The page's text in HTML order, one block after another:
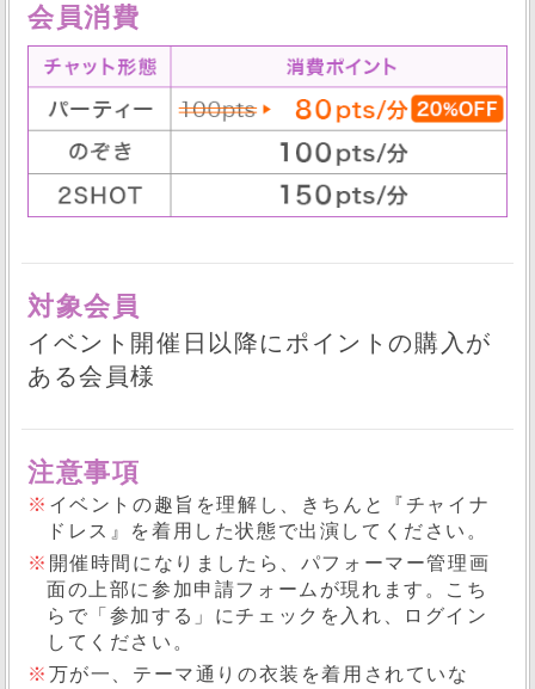
会員消費
対象会員
イベント開催日以降にポイントの購入が
ある会員様
注意事項
※ イベントの趣旨を理解し、きちんと『チャイナ
ドレス』を着用した状態で出演してください。
※ 開催時間になりましたら、パフォーマー管理画
面の上部に参加申請フォームが現れます。こち
らで「参加する」にチェックを入れ、ログイン
してください。
※ 万が一、テーマ通りの衣装を着用されていな